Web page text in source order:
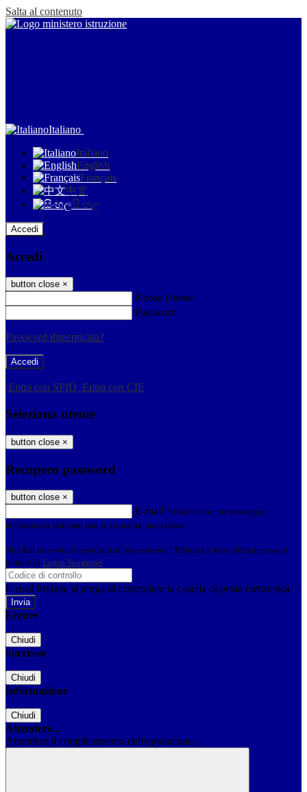
Salta al contenuto
Italiano
Italiano
English
Français
中文
සිංහල
Accedi
Accedi
button close ×
Nome Utente
Password
Password dimenticata?
-
Entra con SPID Entra con CIE
Seleziona utente
button close ×
Recupero password
button close ×
E-mail Verrà inviato un messaggio
all'indirizzo indicato con le istruzioni necessarie.
Non hai una e-mail associata al nome utente? Effettua il reset della password
tramite la Login Spaggiari
E-mail inviata, si prega di controllare la casella di posta elettronica!
Errore
Chiudi
Successo
Chiudi
Informazione
Chiudi
Attendere...
Attendere il completamento dell'operazione...